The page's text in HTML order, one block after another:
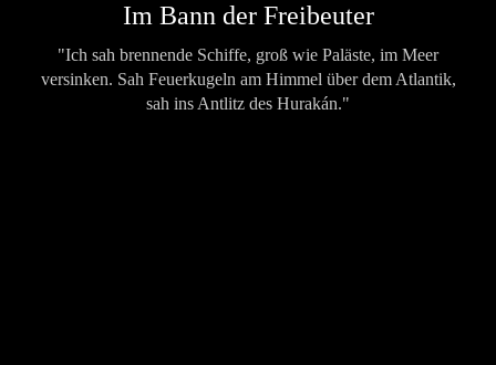
Im Bann der Freibeuter
"Ich sah brennende Schiffe, groß wie Paläste, im Meer
versinken. Sah Feuerkugeln am Himmel über dem Atlantik,
sah ins Antlitz des Hurakán."